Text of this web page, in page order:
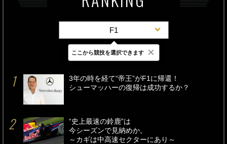
F1
最新 24時間 週間
3年の時を経て“帝王”がF1に帰還！
シューマッハーの復帰は成功するか？
“史上最速の鈴鹿”は
今シーズンで見納めか。
～カギは中高速セクターにあり～
ここから競技を選択できます ×